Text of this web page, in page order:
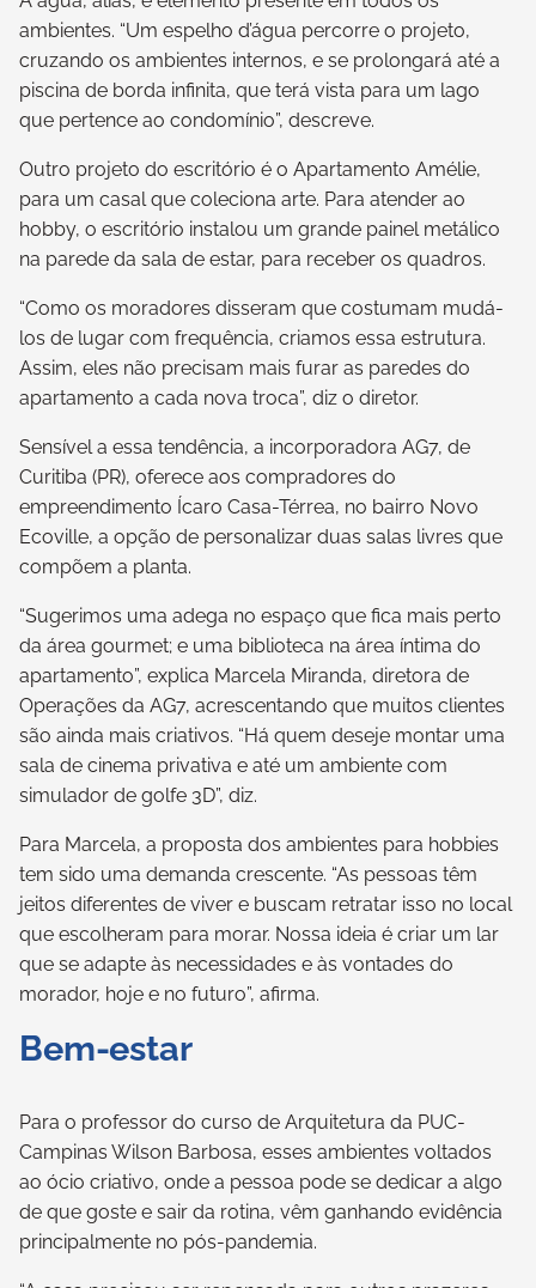
ambientes. “Um espelho d’água percorre o projeto,
cruzando os ambientes internos, e se prolongará até a
piscina de borda infinita, que terá vista para um lago
que pertence ao condomínio”, descreve.
Outro projeto do escritório é o Apartamento Amélie,
para um casal que coleciona arte. Para atender ao
hobby, o escritório instalou um grande painel metálico
na parede da sala de estar, para receber os quadros.
“Como os moradores disseram que costumam mudá-
los de lugar com frequência, criamos essa estrutura.
Assim, eles não precisam mais furar as paredes do
apartamento a cada nova troca”, diz o diretor.
Sensível a essa tendência, a incorporadora AG7, de
Curitiba (PR), oferece aos compradores do
empreendimento Ícaro Casa-Térrea, no bairro Novo
Ecoville, a opção de personalizar duas salas livres que
compõem a planta.
“Sugerimos uma adega no espaço que fica mais perto
da área gourmet; e uma biblioteca na área íntima do
apartamento”, explica Marcela Miranda, diretora de
Operações da AG7, acrescentando que muitos clientes
são ainda mais criativos. “Há quem deseje montar uma
sala de cinema privativa e até um ambiente com
simulador de golfe 3D”, diz.
Para Marcela, a proposta dos ambientes para hobbies
tem sido uma demanda crescente. “As pessoas têm
jeitos diferentes de viver e buscam retratar isso no local
que escolheram para morar. Nossa ideia é criar um lar
que se adapte às necessidades e às vontades do
morador, hoje e no futuro”, afirma.
Bem-estar
Para o professor do curso de Arquitetura da PUC-
Campinas Wilson Barbosa, esses ambientes voltados
ao ócio criativo, onde a pessoa pode se dedicar a algo
de que goste e sair da rotina, vêm ganhando evidência
principalmente no pós-pandemia.